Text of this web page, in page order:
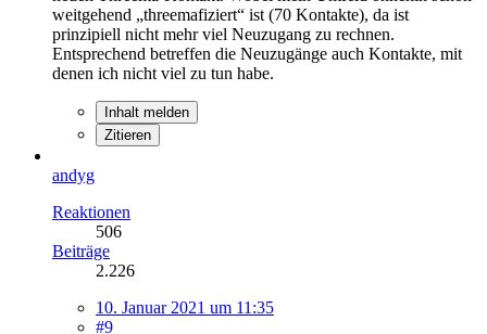
weitgehend „threemafiziert“ ist (70 Kontakte), da ist
prinzipiell nicht mehr viel Neuzugang zu rechnen.
Entsprechend betreffen die Neuzugänge auch Kontakte, mit
denen ich nicht viel zu tun habe.
Inhalt melden
Zitieren
andyg
Reaktionen
506
Beiträge
2.226
10. Januar 2021 um 11:35
#9